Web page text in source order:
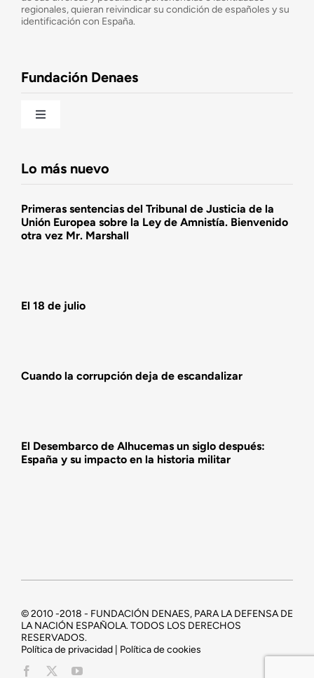
Consejo Asesor
regionales, quieran reivindicar su condición de españoles y su
identificación con España.
Fundación Denaes
Toggle
Actualidad
Lo más nuevo
Primeras sentencias del Tribunal de Justicia de la
Unión Europea sobre la Ley de Amnistía. Bienvenido
otra vez Mr. Marshall
El 18 de julio
Cuando la corrupción deja de escandalizar
El Desembarco de Alhucemas un siglo después:
España y su impacto en la historia militar
© 2010 -2018 - FUNDACIÓN DENAES, PARA LA DEFENSA DE
LA NACIÓN ESPAÑOLA. TODOS LOS DERECHOS
RESERVADOS.
Política de privacidad | Política de cookies